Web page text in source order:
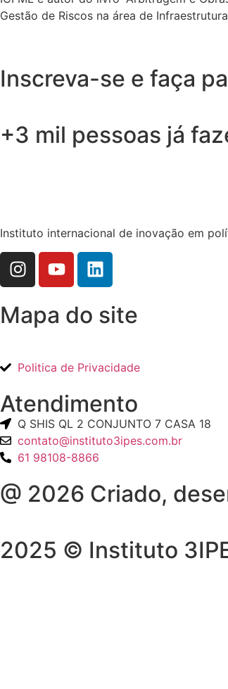
Gestão de Riscos na área de
Inscreva-se e faça
+3 mil pessoas já
Instituto internacional de inovação em
Mapa do site
Politica de Privacidade
Atendimento
Q SHIS QL 2 CONJUNTO 7 CASA 18
contato@instituto3ipes.com.br
61 98108-8866
@ 2026 Criado,
2025 © Instituto